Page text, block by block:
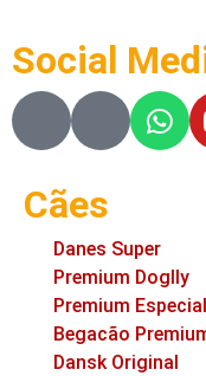
Social
Cães
Danes Super
Premium Doglly
Premium Especial
Begacão
Dansk Original